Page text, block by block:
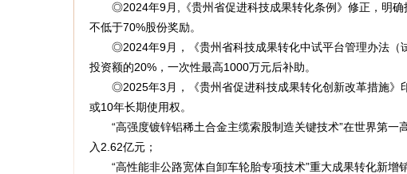
◎2024年9月,《贵州省促进科技成果转化条例》修正，明确
不低于70%股份奖励。
◎2024年9月，《贵州省科技成果转化中试平台管理办法（试
投资额的20%，一次性最高1000万元后补助。
◎2025年3月，《贵州省促进科技成果转化创新改革措施》
或10年长期使用权。
“高强度镀锌铝稀土合金主缆索股制造关键技术”在世界第一
入2.62亿元；
“高性能非公路宽体自卸车轮胎专项技术”重大成果转化新增